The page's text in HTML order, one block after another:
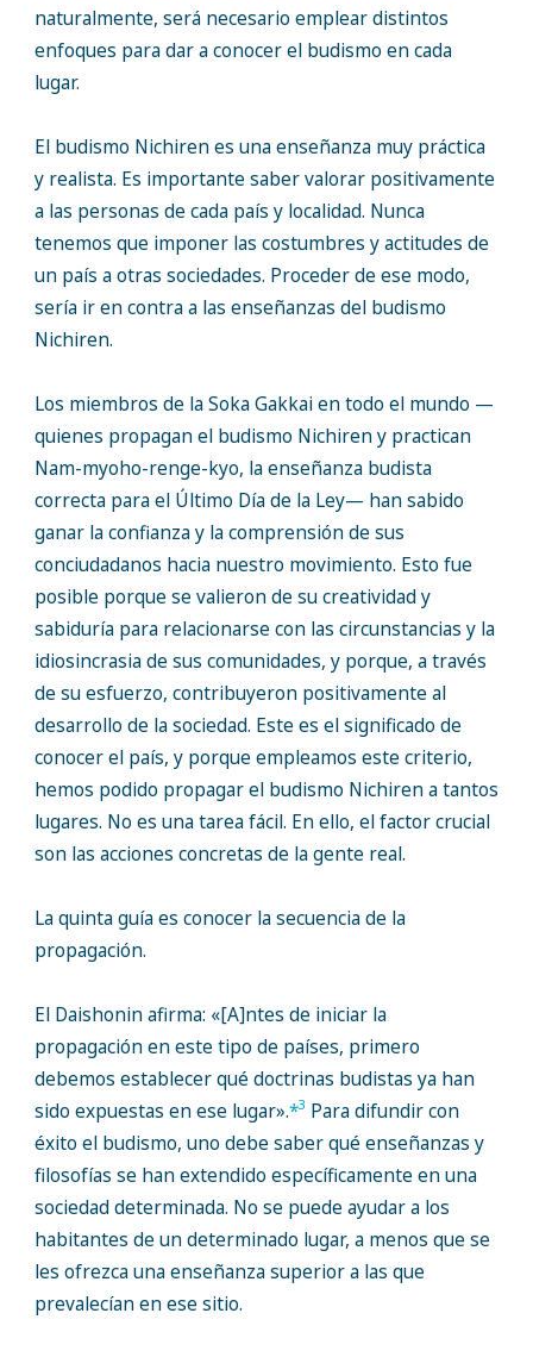
naturalmente, será necesario emplear distintos
enfoques para dar a conocer el budismo en cada
lugar.
El budismo Nichiren es una enseñanza muy práctica
y realista. Es importante saber valorar positivamente
a las personas de cada país y localidad. Nunca
tenemos que imponer las costumbres y actitudes de
un país a otras sociedades. Proceder de ese modo,
sería ir en contra a las enseñanzas del budismo
Nichiren.
Los miembros de la Soka Gakkai en todo el mundo —
quienes propagan el budismo Nichiren y practican
Nam-myoho-renge-kyo, la enseñanza budista
correcta para el Último Día de la Ley— han sabido
ganar la confianza y la comprensión de sus
conciudadanos hacia nuestro movimiento. Esto fue
posible porque se valieron de su creatividad y
sabiduría para relacionarse con las circunstancias y la
idiosincrasia de sus comunidades, y porque, a través
de su esfuerzo, contribuyeron positivamente al
desarrollo de la sociedad. Este es el significado de
conocer el país, y porque empleamos este criterio,
hemos podido propagar el budismo Nichiren a tantos
lugares. No es una tarea fácil. En ello, el factor crucial
son las acciones concretas de la gente real.
La quinta guía es conocer la secuencia de la
propagación.
El Daishonin afirma: «[A]ntes de iniciar la
propagación en este tipo de países, primero
debemos establecer qué doctrinas budistas ya han
sido expuestas en ese lugar».*3 Para difundir con
éxito el budismo, uno debe saber qué enseñanzas y
filosofías se han extendido específicamente en una
sociedad determinada. No se puede ayudar a los
habitantes de un determinado lugar, a menos que se
les ofrezca una enseñanza superior a las que
prevalecían en ese sitio.